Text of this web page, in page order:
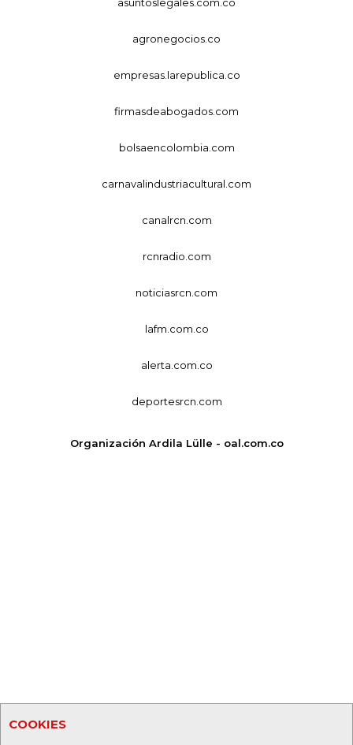
COOKIES
agronegocios.co
empresas.larepublica.co
firmasdeabogados.com
bolsaencolombia.com
carnavalindustriacultural.com
canalrcn.com
rcnradio.com
noticiasrcn.com
lafm.com.co
alerta.com.co
deportesrcn.com
Organización Ardila Lülle - oal.com.co